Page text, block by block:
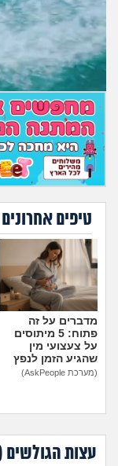
טיפים
מדברים על זה
פתוח: 5 מיתוסים
על צעצועי מין
שהגיע הזמן לנפץ
(מערכת AskPeople)
עצות הגולשים